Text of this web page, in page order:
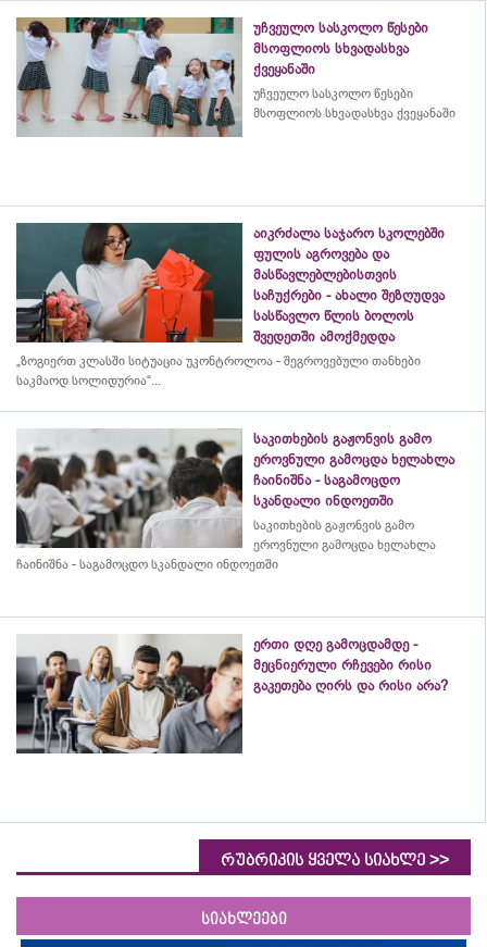
უჩვეულო სასკოლო წესები
მსოფლიოს სხვადასხვა
ქვეყანაში
უჩვეულო სასკოლო წესები
მსოფლიოს სხვადასხვა ქვეყანაში
აიკრძალა საჯარო სკოლებში
ფულის აგროვება და
მასწავლებლებისთვის
საჩუქრები - ახალი შეზღუდვა
სასწავლო წლის ბოლოს
შვედეთში ამოქმედდა
„ზოგიერთ კლასში სიტუაცია უკონტროლოა - შეგროვებული თანხები
საკმაოდ სოლიდურია“...
საკითხების გაჟონვის გამო
ეროვნული გამოცდა ხელახლა
ჩაინიშნა - საგამოცდო
სკანდალი ინდოეთში
საკითხების გაჟონვის გამო
ეროვნული გამოცდა ხელახლა
ჩაინიშნა - საგამოცდო სკანდალი ინდოეთში
ერთი დღე გამოცდამდე -
მეცნიერული რჩევები რისი
გაკეთება ღირს და რისი არა?
რუბრიკის ყველა სიახლე >>
სიახლეები